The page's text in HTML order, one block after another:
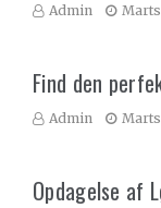
Admin Marts
Find den
Admin Marts
Opdagelse af